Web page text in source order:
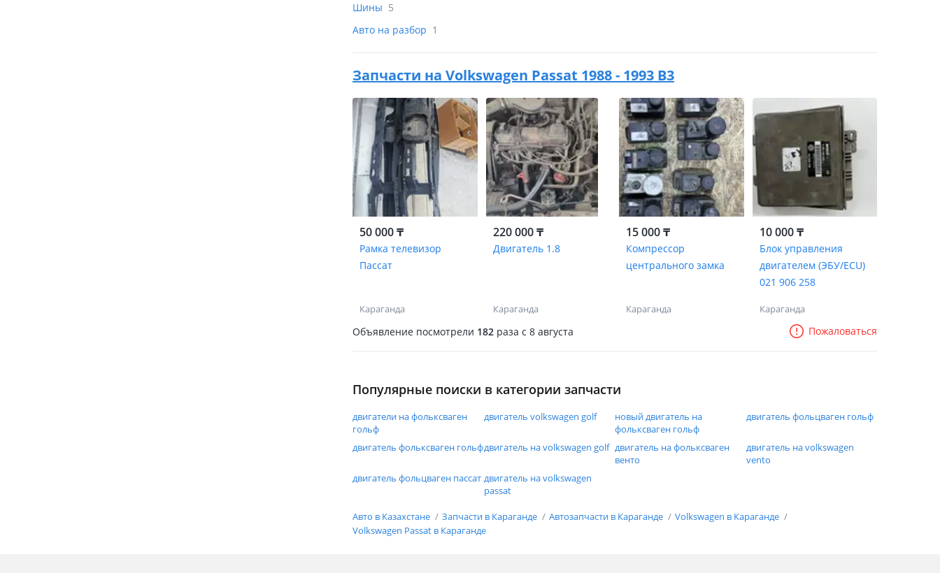
Шины 5
Авто на разбор 1
Запчасти на Volkswagen Passat 1988 - 1993 B3
50 000 ₸
Рамка телевизор
Пассат
Караганда
220 000 ₸
Двигатель 1.8
Караганда
15 000 ₸
Компрессор
центрального замка
Караганда
10 000 ₸
Блок управления
двигателем (ЭБУ/ECU)
021 906 258
Караганда
Объявление посмотрели 182 раза c 8 августа Пожаловаться
Популярные поиски в категории запчасти
двигатели на фольксваген
гольф
двигатель volkswagen golf
новый двигатель на
фольксваген гольф
двигатель фольцваген гольф
двигатель фольксваген гольфдвигатель на volkswagen golf двигатель на фольксваген
венто
двигатель на volkswagen
vento
двигатель фольцваген пассат двигатель на volkswagen
passat
Авто в Казахстане Запчасти в Караганде Автозапчасти в Караганде
Volkswagen в Караганде
Volkswagen Passat в Караганде